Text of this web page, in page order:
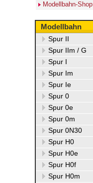
Modellbahn-Shop
Modellbahn
Spur II
Spur IIm / G
Spur I
Spur Im
Spur Ie
Spur 0
Spur 0e
Spur 0m
Spur 0N30
Spur H0
Spur H0e
Spur H0f
Spur H0m